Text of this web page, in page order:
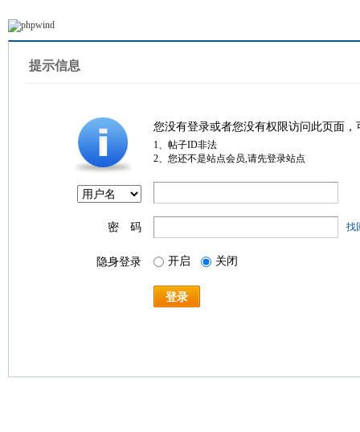
提示信息
您没有登录或者您没有权限访问此页面
1、帖子ID非法
2、您还不是站点会员,请先登录站点
密 码 找
隐身登录 开启 关闭
登录